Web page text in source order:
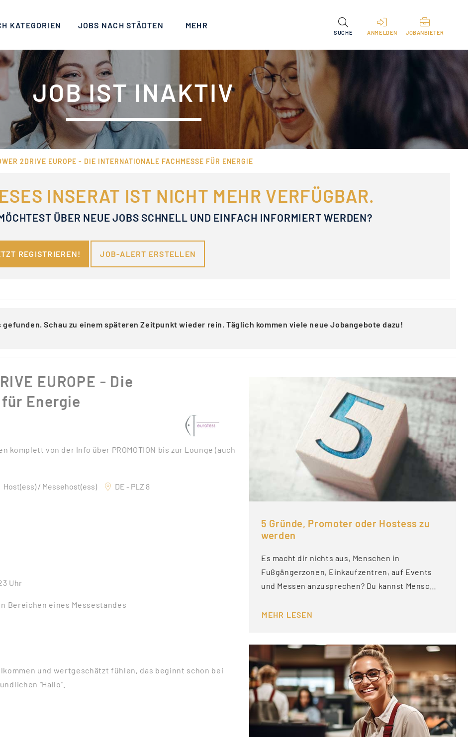
KATEGORIEN JOBS NACH STÄDTEN MEHR
SUCHE ANMELDEN JOBANBIETER
JOB IST INAKTIV
2DRIVE EUROPE - DIE INTERNATIONALE FACHMESSE FÜR ENERGIE
INSERAT IST NICHT MEHR VERFÜGBAR.
ÜBER NEUE JOBS SCHNELL UND EINFACH INFORMIERT WERDEN?
REGISTRIEREN! JOB-ALERT ERSTELLEN
Schau zu einem späteren Zeitpunkt wieder rein. Täglich kommen viele neue Jobangebote dazu!
EUROPE - Die
Energie
komplett von der Info über PROMOTION bis zur Lounge (auch
Host(ess) / Messehost(ess) DE - PLZ 8
Uhr
Bereichen eines Messestandes
und wertgeschätzt fühlen, das beginnt schon bei
"Hallo".
5 Gründe, Promoter oder Hostess zu
werden
Es macht dir nichts aus, Menschen in
Fußgängerzonen, Einkaufzentren, auf Events
und Messen anzusprechen? Du kannst Mensc…
MEHR LESEN